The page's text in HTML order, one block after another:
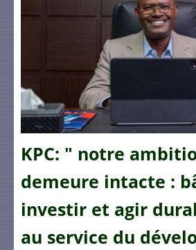
KPC: " notre
demeure intacte :
investir et agir
au service du